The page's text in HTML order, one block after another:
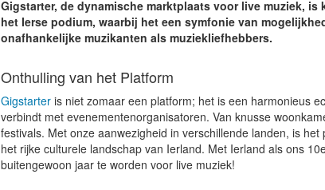
Gigstarter, de dynamische marktplaats voor live muziek, is
het Ierse podium, waarbij het een symfonie van
onafhankelijke muzikanten als muziekliefhebbers.
Onthulling van het Platform
Gigstarter is niet zomaar een platform; het is een harmonieus
verbindt met evenementenorganisatoren. Van knusse
festivals. Met onze aanwezigheid in verschillende landen, is
het rijke culturele landschap van Ierland. Met Ierland als ons
buitengewoon jaar te worden voor live muziek!